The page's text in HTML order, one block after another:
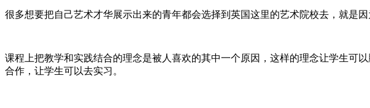
很多想要把自己艺术才华展示出来的青年都会选择到英国这里的艺术院校去，就是
课程上把教学和实践结合的理念是被人喜欢的其中一个原因，这样的理念让学生可
合作，让学生可以去实习。